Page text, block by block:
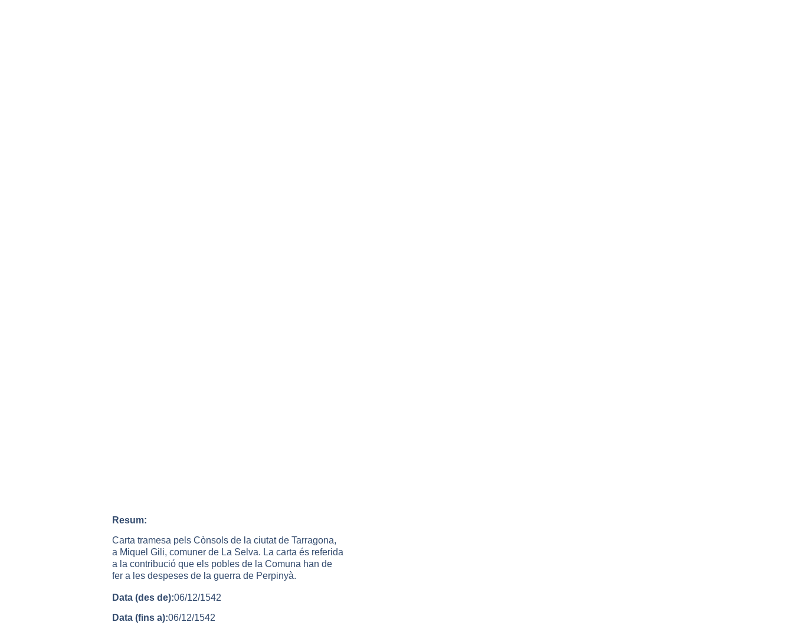
Resum:
Carta tramesa pels Cònsols de la ciutat de Tarragona,
a Miquel Gili, comuner de La Selva. La carta és referida
a la contribució que els pobles de la Comuna han de
fer a les despeses de la guerra de Perpinyà.
Data (des de):06/12/1542
Data (fins a):06/12/1542